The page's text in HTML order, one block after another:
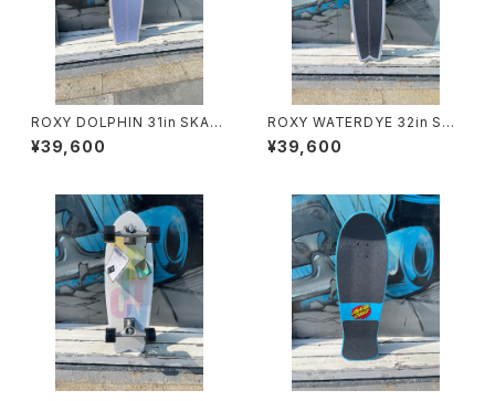
ROXY DOLPHIN 31in SKAT
EBOARD
¥39,600
ROXY WATERDYE 32in SKA
TEBOARD
¥39,600